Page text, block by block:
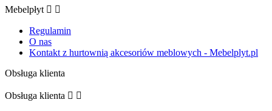
Mebelpłyt  
Regulamin
O nas
Kontakt z hurtownią akcesoriów meblowych - Mebelplyt.pl
Obsługa klienta
Obsługa klienta  